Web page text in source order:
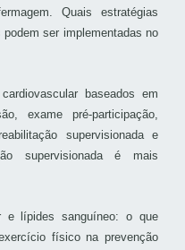
Quais estratégias
ser implementadas no
baseados em
exame pré-participação,
supervisionada e
supervisionada é mais
e lípides sanguíneo: o que
físico na prevenção